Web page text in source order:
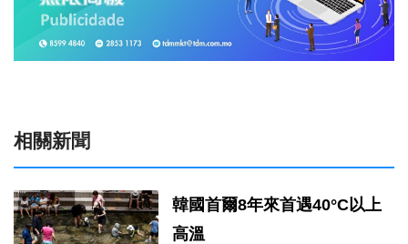
相關新聞
韓國首爾8年來首遇40°C以上
高溫